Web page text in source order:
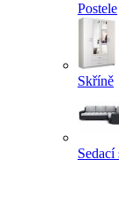
Postele
Skříně